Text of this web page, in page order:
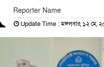
Reporter Name
Update Time : মঙ্গলবার, ১২ মে,